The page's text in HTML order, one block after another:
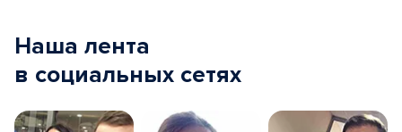
Наша лента
в социальных сетях